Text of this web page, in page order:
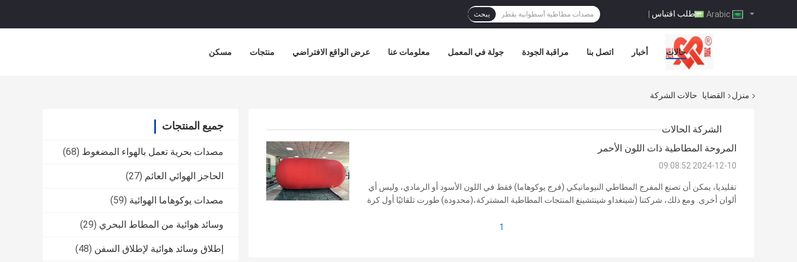
طلب اقتباس | يبحث
مسكن منتجات عرض الواقع الافتراضي معلومات عنا جولة في المعمل مراقبة الجودة اتصل بنا أخبار حالات
منزل القضايا حالات الشركة
جميع المنتجات
مصدات بحرية تعمل بالهواء المضغوط (68)
الحاجز الهوائي العائم (27)
مصدات يوكوهاما الهوائية (59)
وسائد هوائية من المطاط البحري (29)
إطلاق وسائد هوائية لإطلاق السفن (48)
الشركة الحالات
المروحة المطاطية ذات اللون الأحمر
2024-12-10 09:08:52
تقليديا، يمكن أن تصنع المفرج المطاطي النيوماتيكي (فرج يوكوهاما) فقط في اللون الأسود أو الرمادي، وليس أي
ألوان أخرى. ومع ذلك، شركتنا (شينغداو شينتشينغ المنتجات المطاطية المشتركة،(محدودة) طورت تلقائيًا أول كرة
1